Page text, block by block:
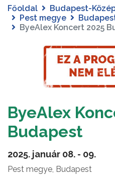
Főoldal
Budapest-
Pest megye
ByeAlex Koncert 2025
ByeAlex
Budapest
2025. január 08. - 09.
Pest megye, Budapest